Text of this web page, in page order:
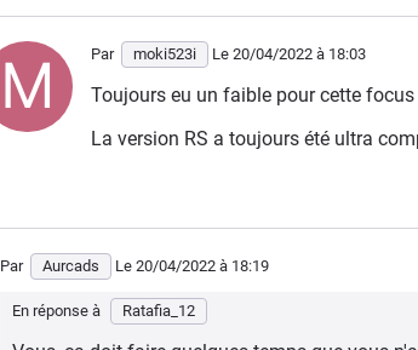
Par moki523i Le 20/04/2022 à 18:03
Toujours eu un faible pour cette focus
La version RS a toujours été ultra
Par Aurcads Le 20/04/2022 à 18:19
En réponse à Ratafia_12